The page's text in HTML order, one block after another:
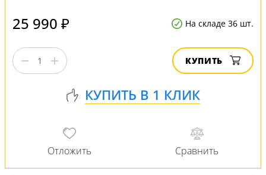
25 990 ₽ На складе 36 шт.
КУПИТЬ